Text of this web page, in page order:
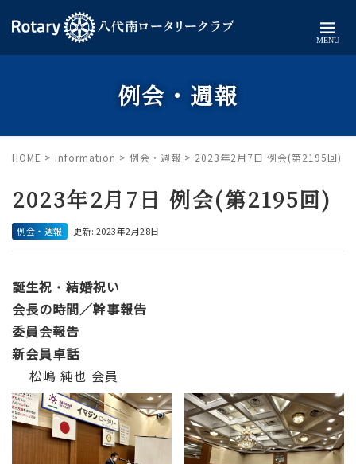
MENU
例会・週報
HOME > information > 例会・週報 > 2023年2月7日 例会(第2195回)
2023年2月7日 例会(第2195回)
例会・週報 更新: 2023年2月28日
誕生祝 ・ 結婚祝い
会長の時間／幹事報告
委員会報告
新会員卓話
松嶋 純也 会員